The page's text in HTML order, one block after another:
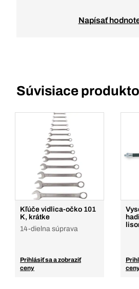
Napísať
Súvisiace
Kľúče vidlica-očko 101
K, krátke
14-dielna súprava
Prihlásiť sa a zobraziť
ceny